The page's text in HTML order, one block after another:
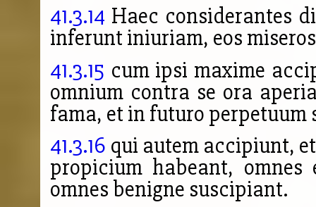
41.3.14 Haec considerantes
inferunt iniuriam, eos
41.3.15 cum ipsi maxime
omnium contra se ora
fama, et in futuro
41.3.16 qui autem accipiunt,
propicium habeant, omnes
omnes benigne suscipiant.